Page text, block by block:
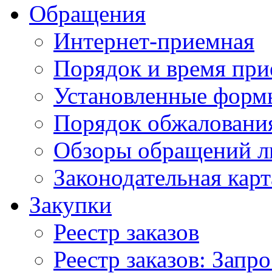
Обращения
Интернет-приемная
Порядок и время
Установленные
Порядок
Обзоры обращений
Законодательная
Закупки
Реестр заказов
Реестр заказов: